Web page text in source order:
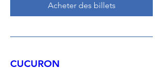
Acheter des billets
CUCURON